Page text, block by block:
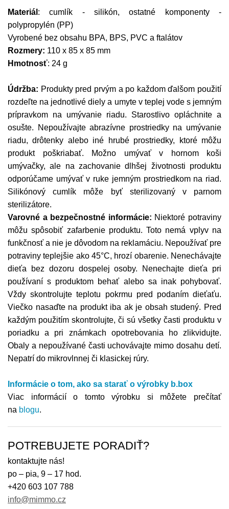
Materiál : cumlík - silikón, ostatné komponenty -
polypropylén (PP)
Vyrobené bez obsahu BPA, BPS, PVC a ftalátov
Rozmery: 110 x 85 x 85 mm
Hmotnosť: 24 g
Údržba: Produkty pred prvým a po každom ďalšom použití
rozdeľte na jednotlivé diely a umyte v teplej vode s jemným
prípravkom na umývanie riadu. Starostlivo opláchnite a
osušte. Nepoužívajte abrazívne prostriedky na umývanie
riadu, drôtenky alebo iné hrubé prostriedky, ktoré môžu
produkt poškriabať. Možno umývať v hornom koši
umývačky, ale na zachovanie dlhšej životnosti produktu
odporúčame umývať v ruke jemným prostriedkom na riad.
Silikónový cumlík môže byť sterilizovaný v parnom
sterilizátore.
Varovné a bezpečnostné informácie: Niektoré potraviny
môžu spôsobiť zafarbenie produktu. Toto nemá vplyv na
funkčnosť a nie je dôvodom na reklamáciu. Nepoužívať pre
potraviny teplejšie ako 45°C, hrozí obarenie. Nenechávajte
dieťa bez dozoru dospelej osoby. Nenechajte dieťa pri
používaní s produktom behať alebo sa inak pohybovať.
Vždy skontrolujte teplotu pokrmu pred podaním dieťaťu.
Viečko nasaďte na produkt iba ak je obsah studený. Pred
každým použitím skontrolujte, či sú všetky časti produktu v
poriadku a pri známkach opotrebovania ho zlikvidujte.
Obaly a nepoužívané časti uchovávajte mimo dosahu detí.
Nepatrí do mikrovlnnej či klasickej rúry.
Informácie o tom, ako sa starať o výrobky b.box
Viac informácií o tomto výrobku si môžete prečítať
na blogu.
POTREBUJETE PORADIŤ?
kontaktujte nás!
po – pia, 9 – 17 hod.
+420 603 107 788
info@mimmo.cz